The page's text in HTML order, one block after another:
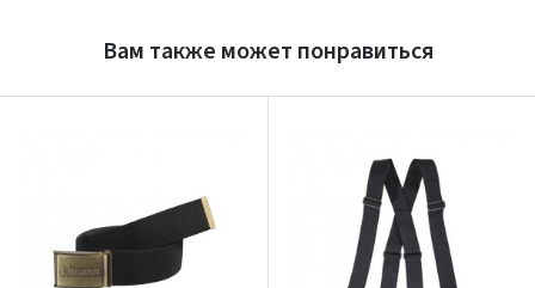
Вам также может понравиться
Pamiršote slaptažodį?